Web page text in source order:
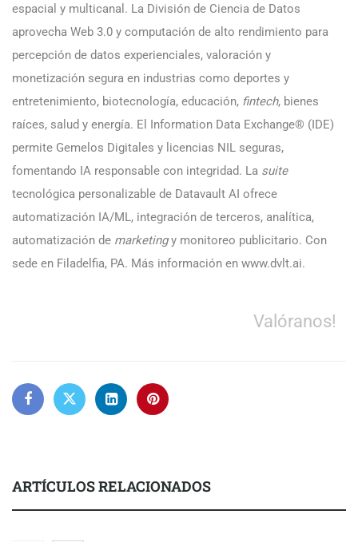
espacial y multicanal. La División de Ciencia de Datos
aprovecha Web 3.0 y computación de alto rendimiento para
percepción de datos experienciales, valoración y
monetización segura en industrias como deportes y
entretenimiento, biotecnología, educación, fintech, bienes
raíces, salud y energía. El Information Data Exchange® (IDE)
permite Gemelos Digitales y licencias NIL seguras,
fomentando IA responsable con integridad. La suite
tecnológica personalizable de Datavault AI ofrece
automatización IA/ML, integración de terceros, analítica,
automatización de marketingy monitoreo publicitario. Con
sede en Filadelfia, PA. Más información en www.dvlt.ai.
Valóranos!
ARTÍCULOS RELACIONADOS